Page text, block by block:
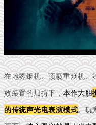
在地雾烟机、顶喷重烟机
效装置的加持下，本作大胆
的传统声光电表演模式。玩